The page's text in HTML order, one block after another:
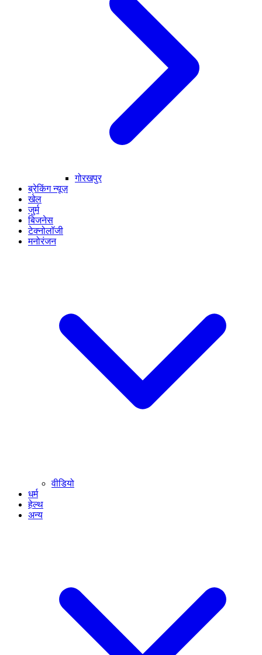
गोरखपुर
ब्रेकिंग न्यूज़
खेल
जुर्म
बिजनेस
टेक्नोलॉजी
मनोरंजन
वीडियो
धर्म
हेल्थ
अन्य